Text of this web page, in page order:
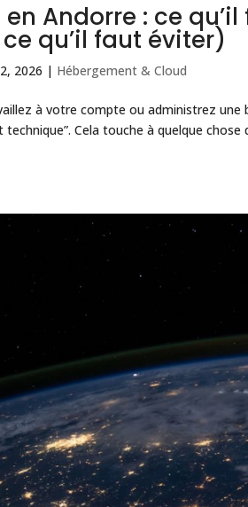
Andorre : ce
qu’il faut éviter)
2026 | Hébergement & Cloud
à votre compte ou administrez
technique”. Cela touche à quelque